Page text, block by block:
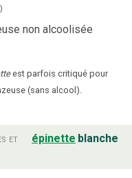
)
non alcoolisée
est parfois critiqué pour
(sans alcool).
et
épinette blanche